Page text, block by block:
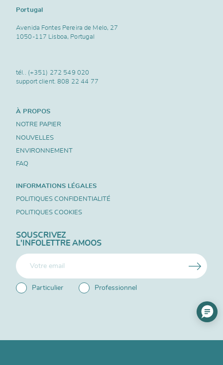
Portugal
Avenida Fontes Pereira de Melo, 27
1050-117 Lisboa, Portugal
tél.. (+351) 272 549 020
support client.808 22 44 77
À PROPOS
NOTRE PAPIER
NOUVELLES
ENVIRONNEMENT
FAQ
INFORMATIONS LÉGALES
POLITIQUES CONFIDENTIALITÉ
POLITIQUES COOKIES
SOUSCRIVEZ
L'INFOLETTRE AMOOS
Particulier Professionnel